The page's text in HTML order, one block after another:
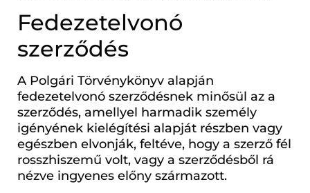
Fedezetelvonó
szerződés
A Polgári Törvénykönyv alapján
fedezetelvonó szerződésnek minősül az a
szerződés, amellyel harmadik személy
igényének kielégítési alapját részben vagy
egészben elvonják, feltéve, hogy a szerző fél
rosszhiszemű volt, vagy a szerződésből rá
nézve ingyenes előny származott.